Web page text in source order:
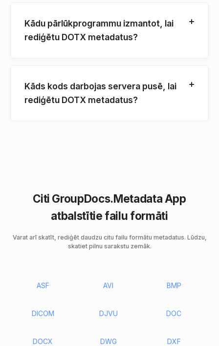
Kādu pārlūkprogrammu izmantot, lai
rediģētu DOTX metadatus?
Kāds kods darbojas servera pusē, lai
rediģētu DOTX metadatus?
Citi GroupDocs.Metadata App
atbalstītie failu formāti
Varat arī skatīt, rediģēt daudzu citu failu formātu metadatus. Lūdzu,
skatiet pilnu sarakstu zemāk.
ASF AVI BMP
DICOM DJVU DOC
DOCX DWG DXF